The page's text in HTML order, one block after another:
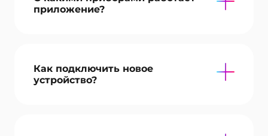
приложение?
Как подключить новое
устройство?